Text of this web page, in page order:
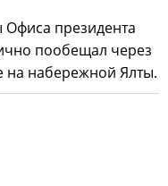
Офиса президента
пообещал через
на набережной Ялты.